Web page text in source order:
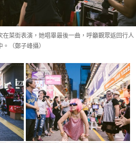
菜街表演，她唱畢最後一曲，呼籲觀眾返回行人
（鄭子峰攝）